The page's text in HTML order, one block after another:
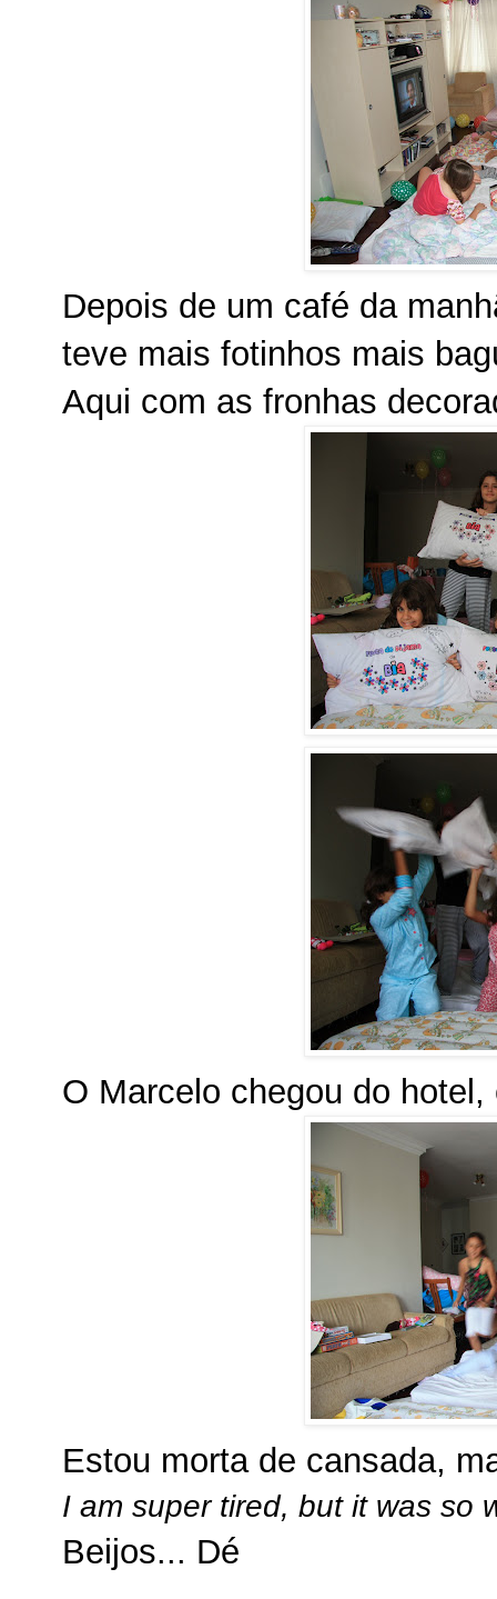
Depois de um café da
teve mais fotinhos mais
Aqui com as fronhas
O Marcelo chegou do
Estou morta de cansada,
I am super tired, but it was so
Beijos... Dé